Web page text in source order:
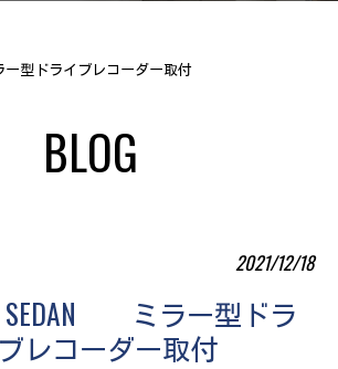
型ドライブレコーダー取付
BLOG
2021/12/18
SEDAN ミラー型ドラ
レコーダー取付